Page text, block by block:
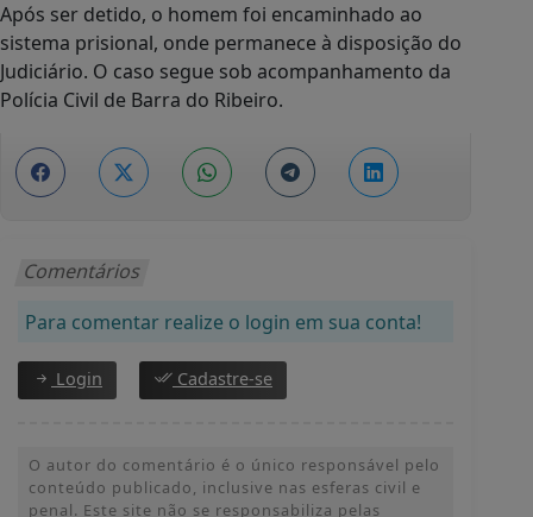
Após ser detido, o homem foi encaminhado ao
sistema prisional, onde permanece à disposição do
Judiciário. O caso segue sob acompanhamento da
Polícia Civil de Barra do Ribeiro.
Comentários
Para comentar realize o login em sua conta!
Login Cadastre-se
O autor do comentário é o único responsável pelo
conteúdo publicado, inclusive nas esferas civil e
penal. Este site não se responsabiliza pelas